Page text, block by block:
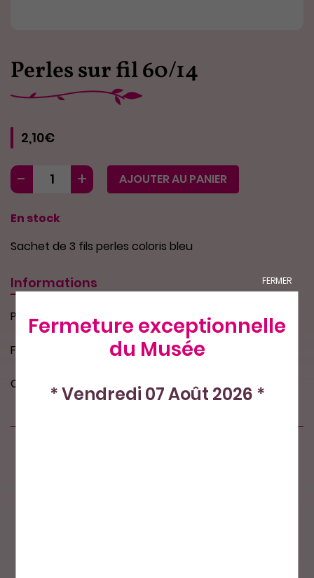
FERMER
Fermeture exceptionnelle
du Musée
* Vendredi 07 Août 2026 *
Perles sur fil 60/14
2,10€
AJOUTER AU PANIER
En stock
Sachet de 3 fils perles coloris bleu
Informations
Perles coloris bleu
Fil de 30 cm - env  : Ø 2.1 mm - 260 perles/fil env
Conditionnées en sachet de 3 fils